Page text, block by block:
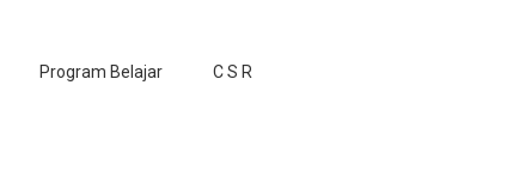
Program Belajar C S R